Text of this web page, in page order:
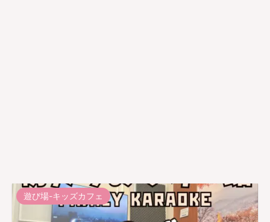
遊び場-キッズカフェ